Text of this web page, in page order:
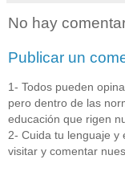
No hay
Publicar un
1- Todos pueden
pero dentro de las
educación que rigen
2- Cuida tu lenguaje y
visitar y comentar